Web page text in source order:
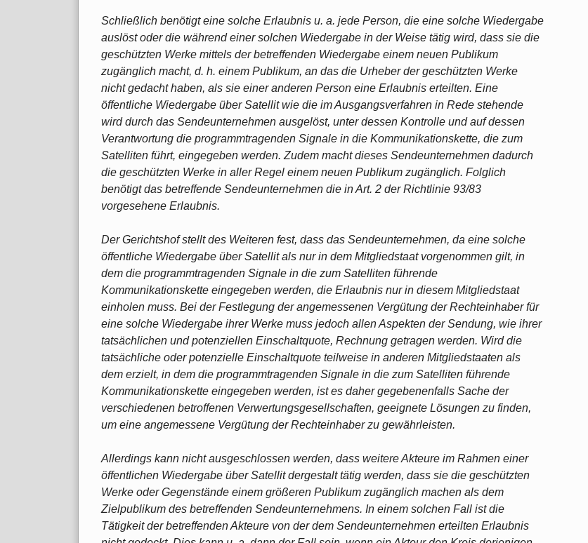
Schließlich benötigt eine solche Erlaubnis u. a. jede Person, die eine solche Wiedergabe
auslöst oder die während einer solchen Wiedergabe in der Weise tätig wird, dass sie die
geschützten Werke mittels der betreffenden Wiedergabe einem neuen Publikum
zugänglich macht, d. h. einem Publikum, an das die Urheber der geschützten Werke
nicht gedacht haben, als sie einer anderen Person eine Erlaubnis erteilten. Eine
öffentliche Wiedergabe über Satellit wie die im Ausgangsverfahren in Rede stehende
wird durch das Sendeunternehmen ausgelöst, unter dessen Kontrolle und auf dessen
Verantwortung die programmtragenden Signale in die Kommunikationskette, die zum
Satelliten führt, eingegeben werden. Zudem macht dieses Sendeunternehmen dadurch
die geschützten Werke in aller Regel einem neuen Publikum zugänglich. Folglich
benötigt das betreffende Sendeunternehmen die in Art. 2 der Richtlinie 93/83
vorgesehene Erlaubnis.
Der Gerichtshof stellt des Weiteren fest, dass das Sendeunternehmen, da eine solche
öffentliche Wiedergabe über Satellit als nur in dem Mitgliedstaat vorgenommen gilt, in
dem die programmtragenden Signale in die zum Satelliten führende
Kommunikationskette eingegeben werden, die Erlaubnis nur in diesem Mitgliedstaat
einholen muss. Bei der Festlegung der angemessenen Vergütung der Rechteinhaber für
eine solche Wiedergabe ihrer Werke muss jedoch allen Aspekten der Sendung, wie ihrer
tatsächlichen und potenziellen Einschaltquote, Rechnung getragen werden. Wird die
tatsächliche oder potenzielle Einschaltquote teilweise in anderen Mitgliedstaaten als
dem erzielt, in dem die programmtragenden Signale in die zum Satelliten führende
Kommunikationskette eingegeben werden, ist es daher gegebenenfalls Sache der
verschiedenen betroffenen Verwertungsgesellschaften, geeignete Lösungen zu finden,
um eine angemessene Vergütung der Rechteinhaber zu gewährleisten.
Allerdings kann nicht ausgeschlossen werden, dass weitere Akteure im Rahmen einer
öffentlichen Wiedergabe über Satellit dergestalt tätig werden, dass sie die geschützten
Werke oder Gegenstände einem größeren Publikum zugänglich machen als dem
Zielpublikum des betreffenden Sendeunternehmens. In einem solchen Fall ist die
Tätigkeit der betreffenden Akteure von der dem Sendeunternehmen erteilten Erlaubnis